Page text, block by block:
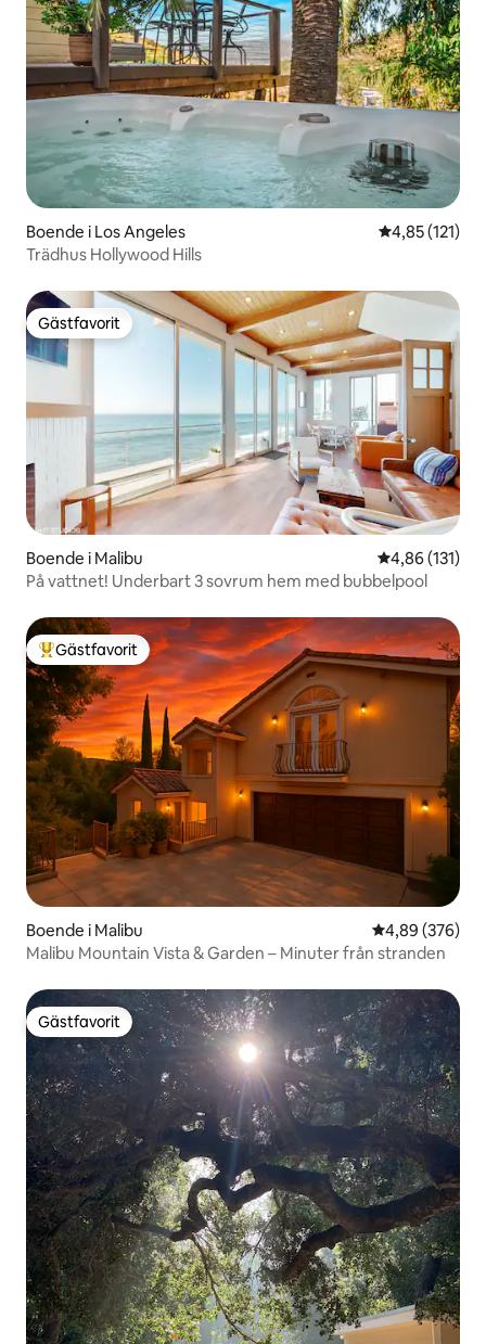
Boende i Los Angeles 4,85 av 5 i
4,85 (121)
Trädhus Hollywood Hills
Gästfavorit
Gästfavorit
Boende i Malibu 4,86 av 5 i
4,86 (131)
På vattnet! Underbart 3 sovrum hem med bubbelpool
Populär gästfavorit
Gästfavorit
Boende i Malibu 4,89 av 5 i
4,89 (376)
Malibu Mountain Vista & Garden – Minuter från stranden
Gästfavorit
Gästfavorit